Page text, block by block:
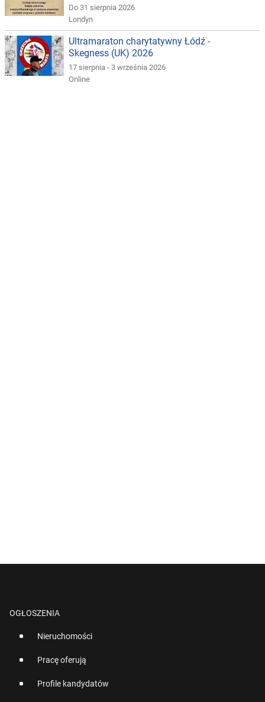
Do 31 sierpnia 2026
Londyn
Ultramaraton charytatywny Łódź -
Skegness (UK) 2026
17 sierpnia - 3 września 2026
Online
OGŁOSZENIA
Nieruchomości
Pracę oferują
Profile kandydatów